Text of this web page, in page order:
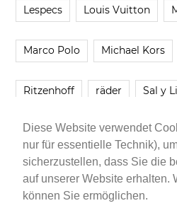
Diese Website verwendet
nur für essentielle Technik),
sicherzustellen, dass Sie die
auf unserer Website erhalten.
können Sie ermöglichen.
Lespecs Louis Vuitton
Marco Polo Michael Kors
Ritzenhoff räder Sal y
Smartbuyglasses smash!
Younique